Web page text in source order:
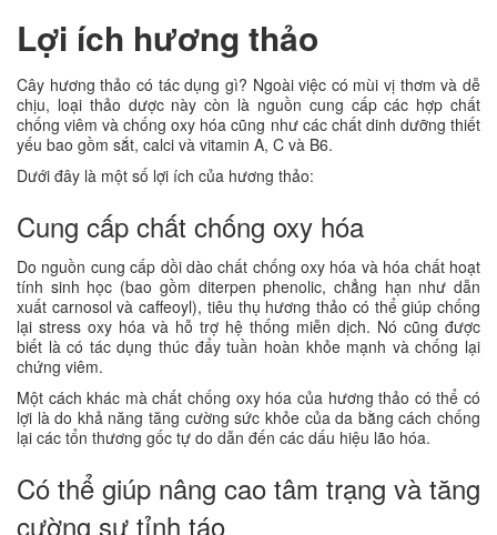
Lợi ích hương thảo
Cây hương thảo có tác dụng gì? Ngoài việc có mùi vị thơm và dễ
chịu, loại thảo dược này còn là nguồn cung cấp các hợp chất
chống viêm và chống oxy hóa cũng như các chất dinh dưỡng thiết
yếu bao gồm sắt, calci và vitamin A, C và B6.
Dưới đây là một số lợi ích của hương thảo:
Cung cấp chất chống oxy hóa
Do nguồn cung cấp dồi dào chất chống oxy hóa và hóa chất hoạt
tính sinh học (bao gồm diterpen phenolic, chẳng hạn như dẫn
xuất carnosol và caffeoyl), tiêu thụ hương thảo có thể giúp chống
lại stress oxy hóa và hỗ trợ hệ thống miễn dịch. Nó cũng được
biết là có tác dụng thúc đẩy tuần hoàn khỏe mạnh và chống lại
chứng viêm.
Một cách khác mà chất chống oxy hóa của hương thảo có thể có
lợi là do khả năng tăng cường sức khỏe của da bằng cách chống
lại các tổn thương gốc tự do dẫn đến các dấu hiệu lão hóa.
Có thể giúp nâng cao tâm trạng và tăng
cường sự tỉnh táo